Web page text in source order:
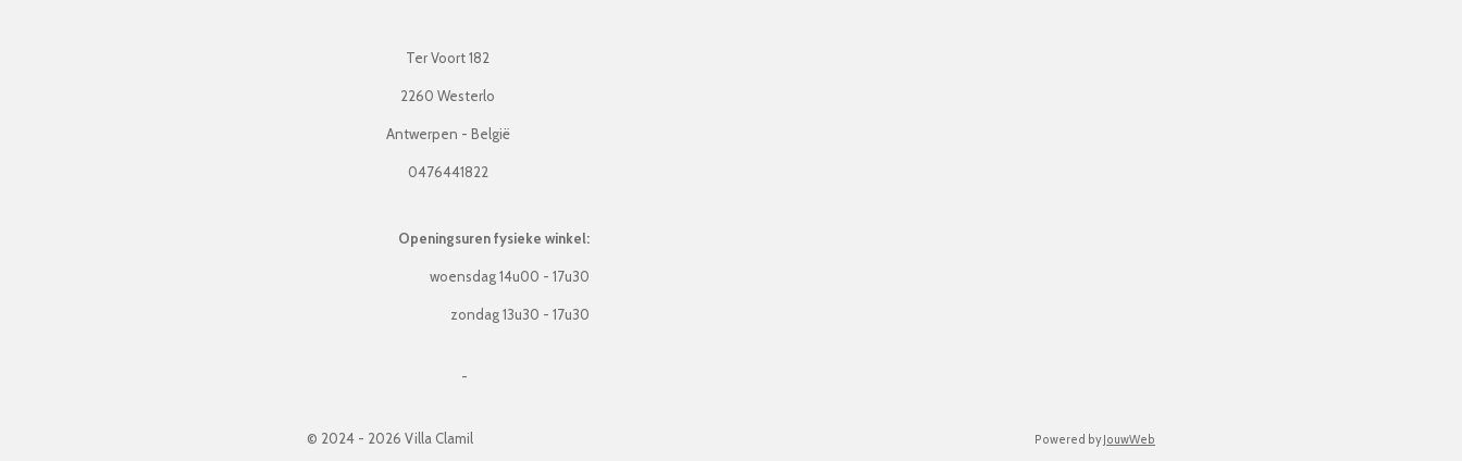
Ter Voort 182
2260 Westerlo
Antwerpen - België
0476441822
Openingsuren fysieke winkel:
woensdag 14u00 - 17u30
zondag 13u30 - 17u30
-
© 2024 - 2026 Villa Clamil Powered by JouwWeb